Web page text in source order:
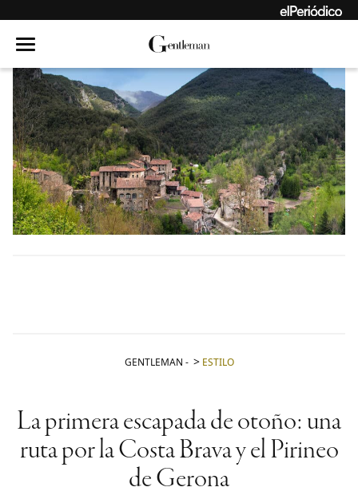
GENTLEMAN - ESTILO
La primera escapada de otoño: una
ruta por la Costa Brava y el Pirineo
de Gerona